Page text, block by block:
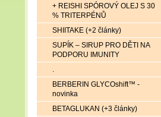
+ REISHI SPÓROVÝ OLEJ S 30
% TRITERPÉNŮ
SHIITAKE (+2 články)
SUPÍK – SIRUP PRO DĚTI NA
PODPORU IMUNITY
.
BERBERIN GLYCOshift™ -
novinka
BETAGLUKAN (+3 články)